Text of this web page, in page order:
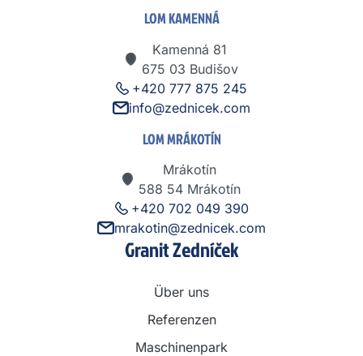
LOM KAMENNÁ
+420 777 875 245
info@zednicek.com
Kamenná 81
675 03 Budišov
LOM MRÁKOTÍN
+420 702 049 390
mrakotin@zednicek.com
Mrákotín
588 54 Mrákotín
Granit Zedníček
Über uns
Referenzen
Maschinenpark